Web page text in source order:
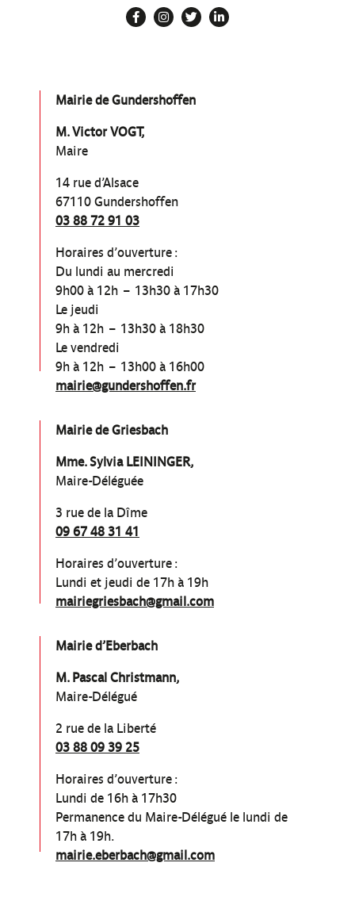
Mairie de Gundershoffen
M. Victor VOGT,
Maire
14 rue d’Alsace
67110 Gundershoffen
03 88 72 91 03
Horaires d’ouverture :
Du lundi au mercredi
9h00 à 12h – 13h30 à 17h30
Le jeudi
9h à 12h – 13h30 à 18h30
Le vendredi
9h à 12h – 13h00 à 16h00
mairie@gundershoffen.fr
Mairie de Griesbach
Mme. Sylvia LEININGER,
Maire-Déléguée
3 rue de la Dîme
09 67 48 31 41
Horaires d’ouverture :
Lundi et jeudi de 17h à 19h
mairiegriesbach@gmail.com
Mairie d’Eberbach
M. Pascal Christmann,
Maire-Délégué
2 rue de la Liberté
03 88 09 39 25
Horaires d’ouverture :
Lundi de 16h à 17h30
Permanence du Maire-Délégué le lundi de
17h à 19h.
mairie.eberbach@gmail.com